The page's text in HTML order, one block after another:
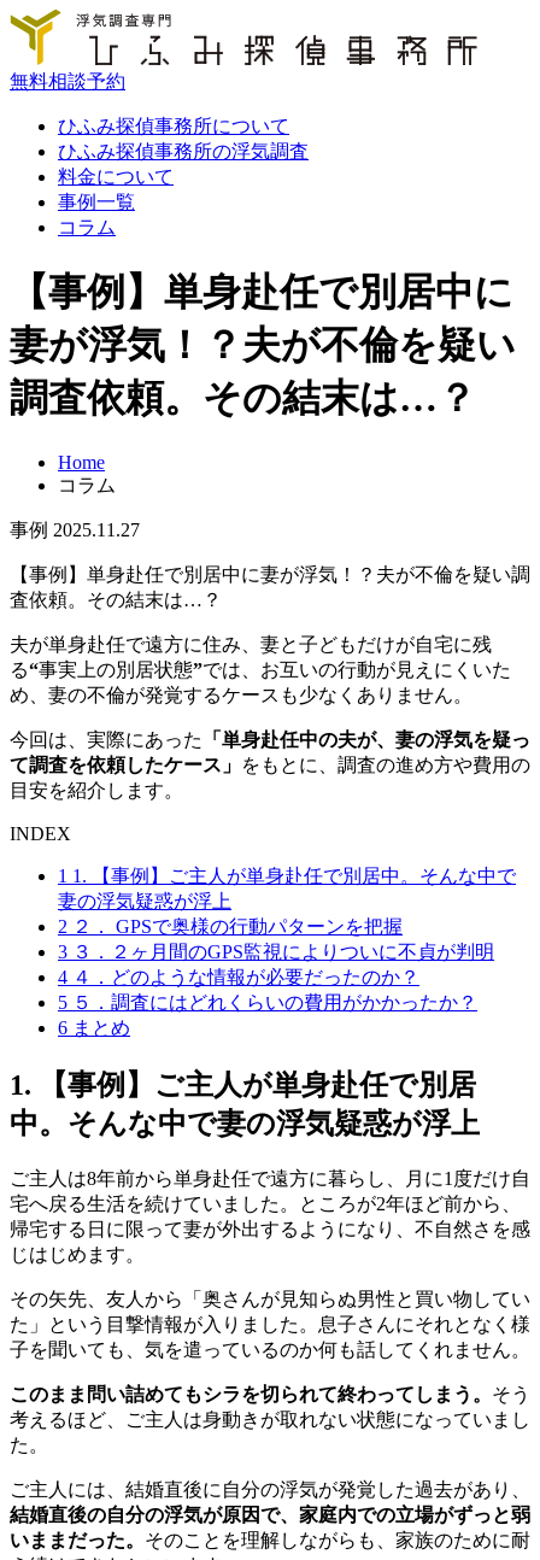
無料相談予約
ひふみ探偵事務所について
ひふみ探偵事務所の浮気調査
料金について
事例一覧
コラム
【事例】単身赴任で別居中に
妻が浮気！？夫が不倫を疑い
調査依頼。 その結末は…？
Home
コラム
事例 2025.11.27
【事例】単身赴任で別居中に妻が浮気！？夫が不倫を疑い調
査依頼。 その結末は…？
夫が単身赴任で遠方に住み
妻と子どもだけが自宅に残
る“事実上の別居状態”では
お互いの行動が見えにくいた
め
妻の不倫が発覚するケースも少なくありません。
今回は 実際にあった 「単身赴任中の夫が、 妻の浮気を疑っ
て調査を依頼したケース」 をもとに
調査の進め方や費用の
目安を紹介します。
INDEX
1 1. 【事例】ご主人が単身赴任で別居中 。 そんな中で
妻の浮気疑惑が浮上
2 ２． GPSで奥様の行動パターンを把握
3 ３．２ヶ月間のGPS監視によりついに不貞が判明
4 ４．どのような情報が必要だったのか？
5 ５．調査にはどれくらいの費用がかかったか？
6 まとめ
1. 【事例】ご主人が単身赴任で別居
中。 そんな中で妻の浮気疑惑が浮上
ご主人は8年前から単身赴任で遠方に暮らし
月に1度だけ自
宅へ戻る生活を続けていました 。 ところが2年ほど前から
帰宅する日に限って妻が外出するようになり
不自然さを感
じはじめます。
その矢先
友人から「奥さんが見知らぬ男性と買い物してい
た」という目撃情報が入りました 。 息子さんにそれとなく様
子を聞いても
気を遣っているのか何も話してくれません。
このまま問い詰めてもシラを切られて終わってしまう 。 そう
考えるほど
ご主人は身動きが取れない状態になっていまし
た 。
ご主人には 結婚直後に自分の浮気が発覚した過去があり
結婚直後の自分の浮気が原因で、 家庭内での立場がずっと弱
いままだった。 そのことを理解しながらも
家族のために耐